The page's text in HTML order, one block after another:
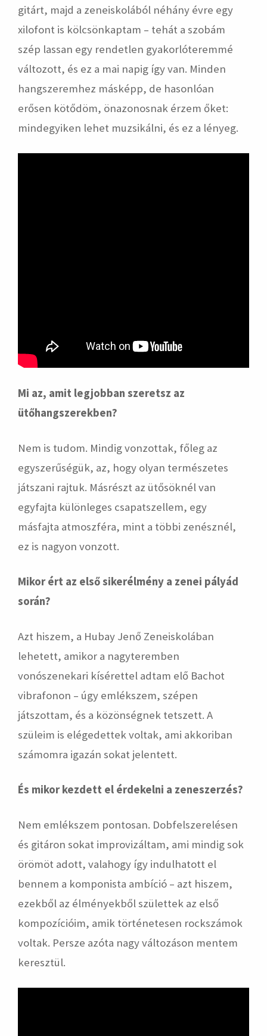
gitárt, majd a zeneiskolából néhány évre egy
xilofont is kölcsönkaptam – tehát a szobám
szép lassan egy rendetlen gyakorlóteremmé
változott, és ez a mai napig így van. Minden
hangszeremhez másképp, de hasonlóan
erősen kötődöm, önazonosnak érzem őket:
mindegyiken lehet muzsikálni, és ez a lényeg.
Mi az, amit legjobban szeretsz az
ütőhangszerekben?
Nem is tudom. Mindig vonzottak, főleg az
egyszerűségük, az, hogy olyan természetes
játszani rajtuk. Másrészt az ütősöknél van
egyfajta különleges csapatszellem, egy
másfajta atmoszféra, mint a többi zenésznél,
ez is nagyon vonzott.
Mikor ért az első sikerélmény a zenei pályád
során?
Azt hiszem, a Hubay Jenő Zeneiskolában
lehetett, amikor a nagyteremben
vonószenekari kísérettel adtam elő Bachot
vibrafonon – úgy emlékszem, szépen
játszottam, és a közönségnek tetszett. A
szüleim is elégedettek voltak, ami akkoriban
számomra igazán sokat jelentett.
És mikor kezdett el érdekelni a zeneszerzés?
Nem emlékszem pontosan. Dobfelszerelésen
és gitáron sokat improvizáltam, ami mindig sok
örömöt adott, valahogy így indulhatott el
bennem a komponista ambíció – azt hiszem,
ezekből az élményekből születtek az első
kompozícióim, amik történetesen rockszámok
voltak. Persze azóta nagy változáson mentem
keresztül.